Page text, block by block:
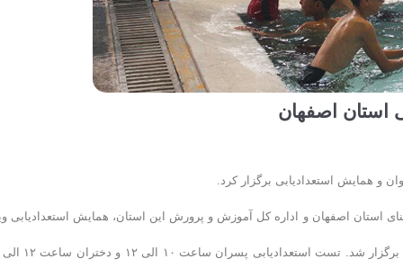
استان اصفهان
و همایش استعدادیابی برگزار کرد.
استان اصفهان و اداره کل آموزش و پرورش این استان، همایش استعدادیابی